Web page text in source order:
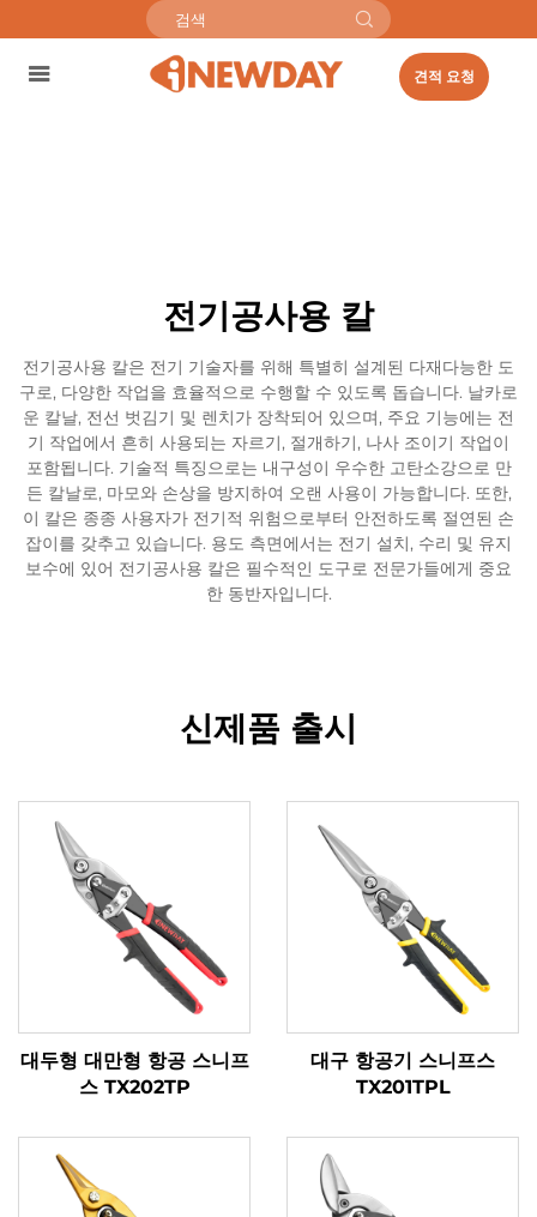
견적 요청
전기공사용 칼
전기공사용 칼은 전기 기술자를 위해 특별히 설계된 다재다능한 도
구로, 다양한 작업을 효율적으로 수행할 수 있도록 돕습니다. 날카로
운 칼날, 전선 벗김기 및 렌치가 장착되어 있으며, 주요 기능에는 전
기 작업에서 흔히 사용되는 자르기, 절개하기, 나사 조이기 작업이
포함됩니다. 기술적 특징으로는 내구성이 우수한 고탄소강으로 만
든 칼날로, 마모와 손상을 방지하여 오랜 사용이 가능합니다. 또한,
이 칼은 종종 사용자가 전기적 위험으로부터 안전하도록 절연된 손
잡이를 갖추고 있습니다. 용도 측면에서는 전기 설치, 수리 및 유지
보수에 있어 전기공사용 칼은 필수적인 도구로 전문가들에게 중요
한 동반자입니다.
신제품 출시
대두형 대만형 항공 스니프
스 TX202TP
대구 항공기 스니프스
TX201TPL